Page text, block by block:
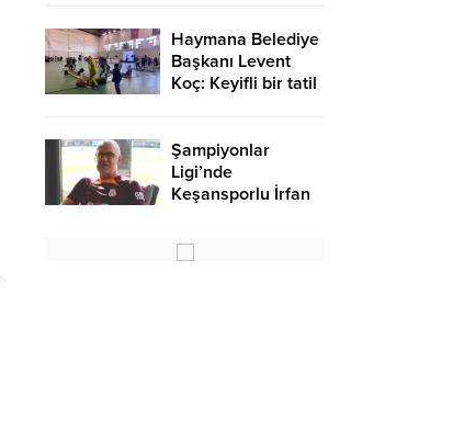
Haymana Belediye
Başkanı Levent
Koç: Keyifli bir tatil
Şampiyonlar
Ligi’nde
Keşansporlu İrfan
gururlandırdı